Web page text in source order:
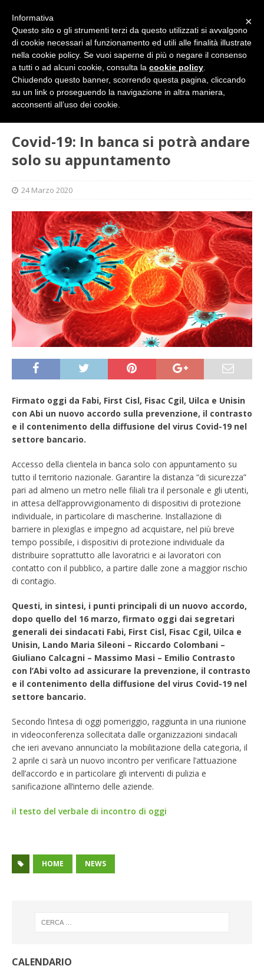
SINDACATO
Covid-19: In banca si potrà andare
solo su appuntamento
Covid-19: In banca si potrà andare
solo su appuntamento
24 Marzo 2020
Firmato oggi da Fabi, First Cisl, Fisac Cgil, Uilca e Unisin
con Abi un nuovo accordo sulla prevenzione, il contrasto
e il contenimento della diffusione del virus Covid-19 nel
settore bancario.
Accesso della clientela in banca solo con appuntamento su
tutto il territorio nazionale. Garantire la distanza “di sicurezza”
pari ad almeno un metro nelle filiali tra il personale e gli utenti,
in attesa dell’approvvigionamento di dispositivi di protezione
individuale, in particolare di mascherine. Installazione di
barriere in plexiglas e impegno ad acquistare, nel più breve
tempo possibile, i dispositivi di protezione individuale da
distribuire soprattutto alle lavoratrici e ai lavoratori con
contatto con il pubblico, a partire dalle zone a maggior rischio
di contagio.
Questi, in sintesi, i punti principali di un nuovo accordo,
dopo quello del 16 marzo, firmato oggi dai segretari
generali dei sindacati Fabi, First Cisl, Fisac Cgil, Uilca e
Unisin, Lando Maria Sileoni – Riccardo Colombani –
Giuliano Calcagni – Massimo Masi – Emilio Contrasto
con l’Abi volto ad assicurare la prevenzione, il contrasto
e il contenimento della diffusione del virus Covid-19 nel
settore bancario.
Secondo l’intesa di oggi pomeriggio, raggiunta in una riunione
in videoconferenza sollecitata dalle organizzazioni sindacali
che ieri avevano annunciato la mobilitazione della categoria, il
2 aprile ci sarà un nuovo incontro per verificare l’attuazione
dell’accordo e in particolare gli interventi di pulizia e
sanificazione all’interno delle aziende.
il testo del verbale di incontro di oggi
HOME NEWS
CALENDARIO
×
Informativa
Questo sito o gli strumenti terzi da questo utilizzati si avvalgono
di cookie necessari al funzionamento ed utili alle finalità illustrate
nella cookie policy. Se vuoi saperne di più o negare il consenso
a tutti o ad alcuni cookie, consulta la cookie policy
Chiudendo questo banner, scorrendo questa pagina, cliccando
su un link o proseguendo la navigazione in altra maniera,
acconsenti all’uso dei cookie.